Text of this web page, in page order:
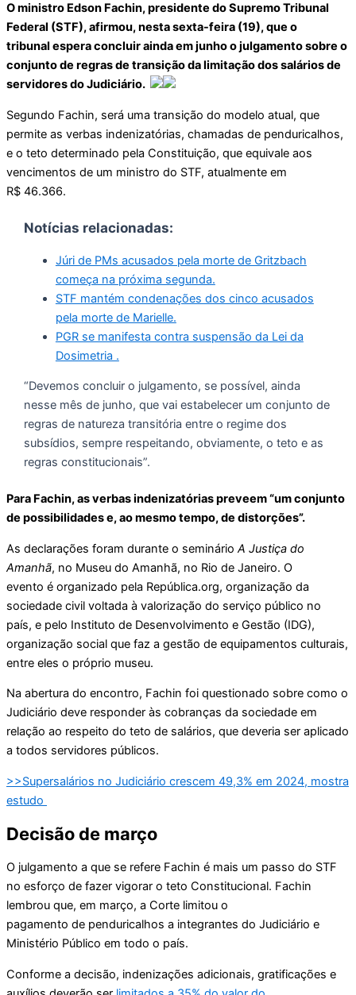
O ministro Edson Fachin, presidente do Supremo Tribunal
Federal (STF), afirmou, nesta sexta-feira (19), que o
tribunal espera concluir ainda em junho o julgamento sobre o
conjunto de regras de transição da limitação dos salários de
servidores do Judiciário.
Segundo Fachin, será uma transição do modelo atual, que
permite as verbas indenizatórias, chamadas de penduricalhos,
e o teto determinado pela Constituição, que equivale aos
vencimentos de um ministro do STF, atualmente em
R$ 46.366.
Notícias relacionadas:
Júri de PMs acusados pela morte de Gritzbach
começa na próxima segunda.
STF mantém condenações dos cinco acusados
pela morte de Marielle.
PGR se manifesta contra suspensão da Lei da
Dosimetria .
“Devemos concluir o julgamento, se possível, ainda
nesse mês de junho, que vai estabelecer um conjunto de
regras de natureza transitória entre o regime dos
subsídios, sempre respeitando, obviamente, o teto e as
regras constitucionais”.
Para Fachin, as verbas indenizatórias preveem “um conjunto
de possibilidades e, ao mesmo tempo, de distorções”.
As declarações foram durante o seminário A Justiça do
Amanhã, no Museu do Amanhã, no Rio de Janeiro. O
evento é organizado pela República.org, organização da
sociedade civil voltada à valorização do serviço público no
país, e pelo Instituto de Desenvolvimento e Gestão (IDG),
organização social que faz a gestão de equipamentos culturais,
entre eles o próprio museu.
Na abertura do encontro, Fachin foi questionado sobre como o
Judiciário deve responder às cobranças da sociedade em
relação ao respeito do teto de salários, que deveria ser aplicado
a todos servidores públicos.
>>Supersalários no Judiciário crescem 49,3% em 2024, mostra
estudo
Decisão de março
O julgamento a que se refere Fachin é mais um passo do STF
no esforço de fazer vigorar o teto Constitucional. Fachin
lembrou que, em março, a Corte limitou o
pagamento de penduricalhos a integrantes do Judiciário e
Ministério Público em todo o país.
Conforme a decisão, indenizações adicionais, gratificações e